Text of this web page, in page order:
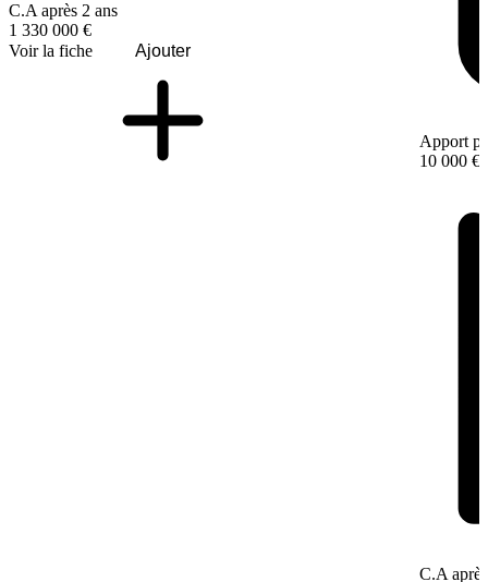
C.A après 2 ans
1 330 000 €
Voir la fiche
Ajouter
Apport
10 000 €
C.A